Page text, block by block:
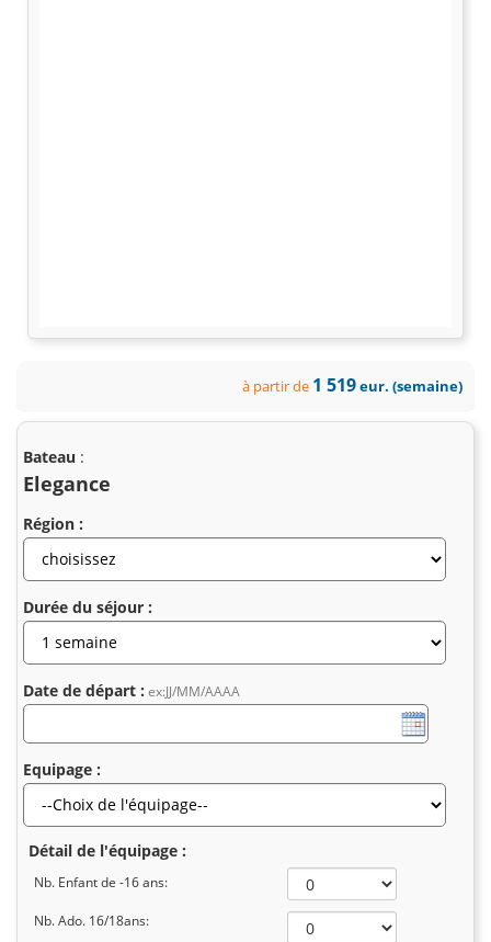
à partir de 1 519eur. (semaine)
Bateau :
Elegance
Région :
Durée du séjour :
Date de départ : ex:JJ/MM/AAAA
Equipage :
Détail de l'équipage :
Nb. Enfant de -16 ans:
Nb. Ado. 16/18ans: